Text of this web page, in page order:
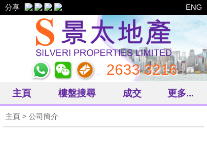
分享 ENG
2633 3216
主頁 樓盤搜尋 成交 更多...
主頁 > 公司簡介